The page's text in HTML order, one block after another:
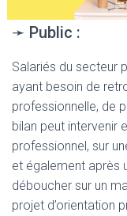
➛ Public :
Salariés du secteur
ayant besoin de
professionnelle, de
bilan peut intervenir
professionnel, sur
et également après
déboucher sur un
projet d’orientation